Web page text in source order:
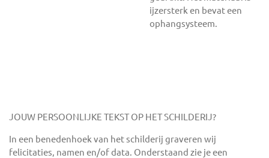
ijzersterk en bevat een
ophangsysteem.
JOUW PERSOONLIJKE TEKST OP HET SCHILDERIJ?
In een benedenhoek van het schilderij graveren wij
felicitaties, namen en/of data. Onderstaand zie je een